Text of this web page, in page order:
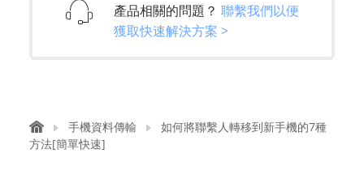
產品相關的問題？ 聯繫我們以便
獲取快速解決方案 >
手機資料傳輸
如何將聯繫人轉移到新手機的7種
方法[簡單快速]